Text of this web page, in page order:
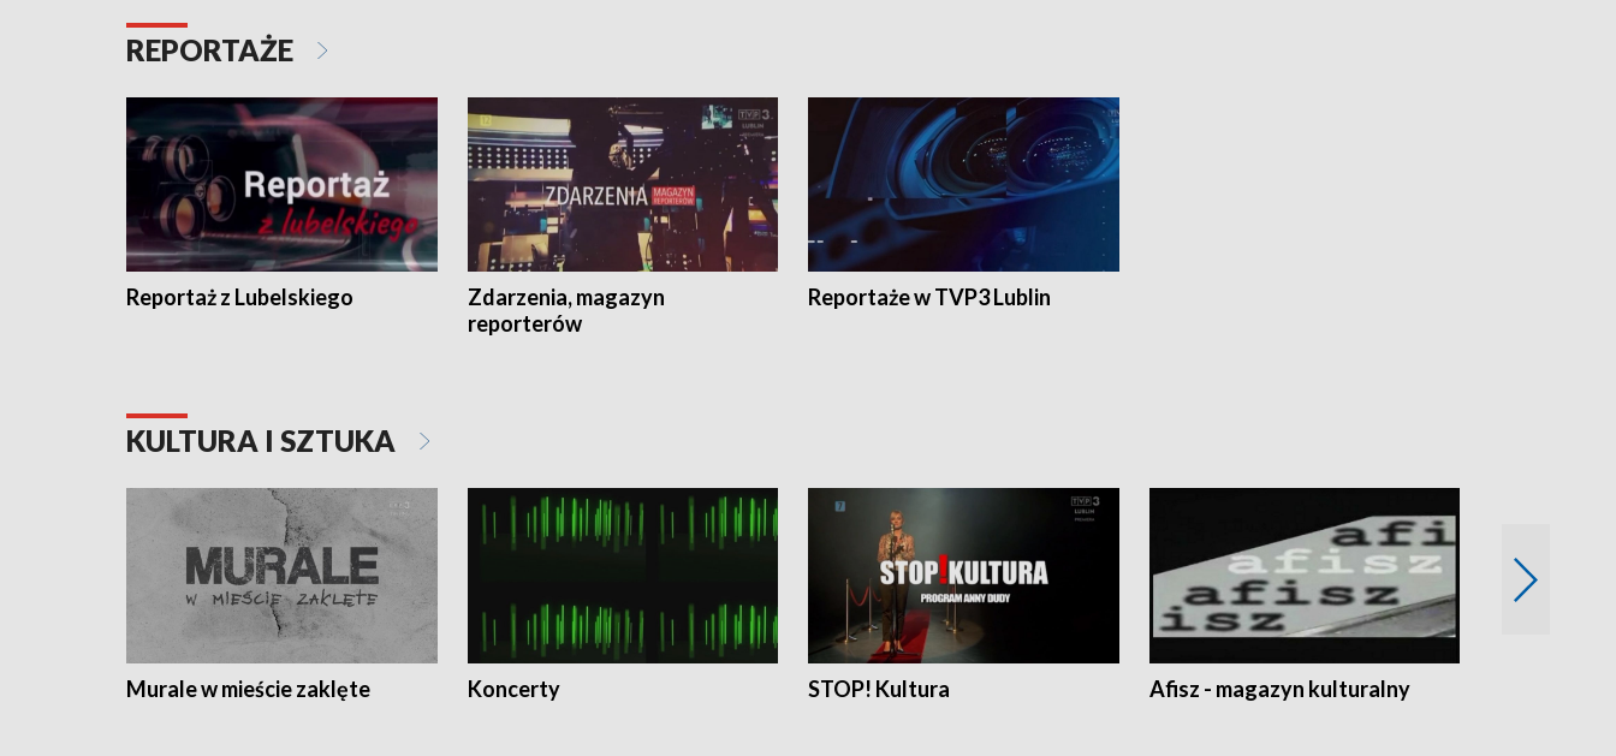
REPORTAŻE
Reportaż z Lubelskiego
Zdarzenia, magazyn
reporterów
Reportaże w TVP3 Lublin
KULTURA I SZTUKA
Murale w mieście zaklęte Koncerty STOP! Kultura Afisz - magazyn kulturalny